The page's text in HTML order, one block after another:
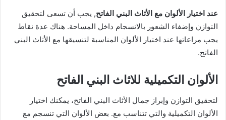
عند اختيار الألوان مع الأثاث البني الفاتح, يجب أن تسعى لتحقيق
التوازن وإضفاء الشعور بالانسجام داخل المساحة. هناك عدة نقاط
يجب مراعاتها عند اختيار الألوان المناسبة لتنسيقها مع الأثاث البني
الفاتح.
الألوان التكميلية للاثاث البني الفاتح
لتحقيق التوازن وإبراز جمال الأثاث البني الفاتح، يمكنك اختيار
الألوان التكميلية والتي تتناسب مع. بعض الألوان التي تنسجم مع